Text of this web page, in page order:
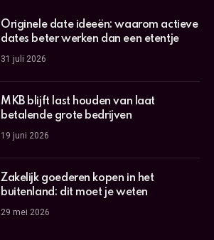
Originele date ideeën: waarom actieve
dates beter werken dan een etentje
31 juli 2026
MKB blijft last houden van laat
betalende grote bedrijven
19 juni 2026
Zakelijk goederen kopen in het
buitenland: dit moet je weten
29 mei 2026